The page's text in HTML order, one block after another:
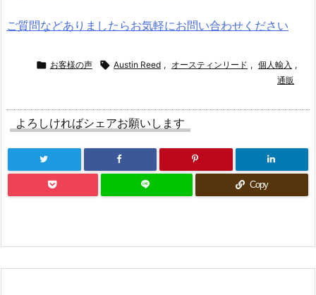
ご質問などありましたらお気軽にお問い合わせください
 お客様の声  Austin Reed , オースティンリード , 個人輸入 ,
通販
よろしければシェアお願いします
Copy